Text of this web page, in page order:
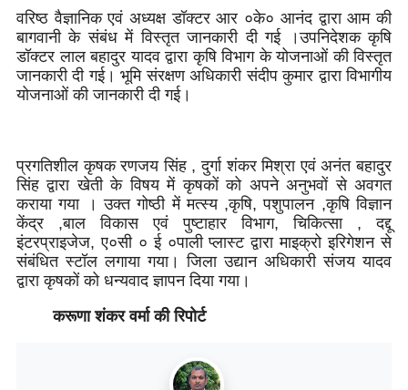
वरिष्ठ वैज्ञानिक एवं अध्यक्ष डॉक्टर आर ०के० आनंद द्वारा आम की
बागवानी के संबंध में विस्तृत जानकारी दी गई ।उपनिदेशक कृषि
डॉक्टर लाल बहादुर यादव द्वारा कृषि विभाग के योजनाओं की विस्तृत
जानकारी दी गई। भूमि संरक्षण अधिकारी संदीप कुमार द्वारा विभागीय
योजनाओं की जानकारी दी गई।
प्रगतिशील कृषक रणजय सिंह , दुर्गा शंकर मिश्रा एवं अनंत बहादुर
सिंह द्वारा खेती के विषय में कृषकों को अपने अनुभवों से अवगत
कराया गया । उक्त गोष्ठी में मत्स्य ,कृषि, पशुपालन ,कृषि विज्ञान
केंद्र ,बाल विकास एवं पुष्टाहार विभाग, चिकित्सा , दद्दू
इंटरप्राइजेज, ए०सी ० ई ०पाली प्लास्ट द्वारा माइक्रो इरिगेशन से
संबंधित स्टॉल लगाया गया। जिला उद्यान अधिकारी संजय यादव
द्वारा कृषकों को धन्यवाद ज्ञापन दिया गया।
करूणा शंकर वर्मा की रिपोर्ट